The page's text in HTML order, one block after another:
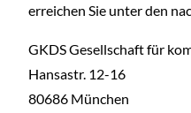
erreichen Sie unter den
GKDS Gesellschaft für
Hansastr. 12-16
80686 München